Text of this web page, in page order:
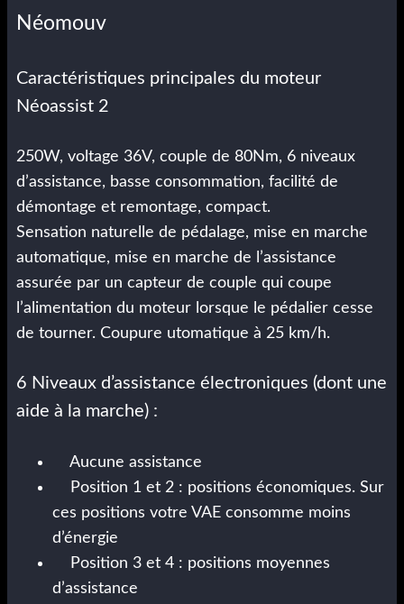
Néomouv
Caractéristiques principales du moteur
Néoassist 2
250W, voltage 36V, couple de 80Nm, 6 niveaux
d’assistance, basse consommation, facilité de
démontage et remontage, compact.
Sensation naturelle de pédalage, mise en marche
automatique, mise en marche de l’assistance
assurée par un capteur de couple qui coupe
l’alimentation du moteur lorsque le pédalier cesse
de tourner. Coupure utomatique à 25 km/h.
6 Niveaux d’assistance électroniques (dont une
aide à la marche) :
Aucune assistance
Position 1 et 2 : positions économiques. Sur
ces positions votre VAE consomme moins
d’énergie
Position 3 et 4 : positions moyennes
d’assistance